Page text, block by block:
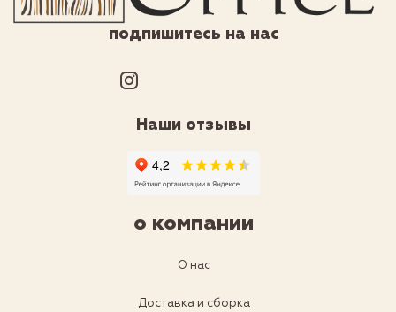
подпишитесь на нас
Наши отзывы
о компании
О нас
Доставка и сборка